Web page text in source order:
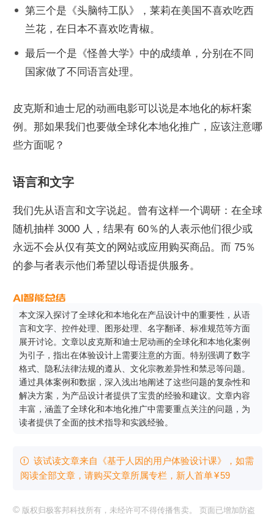
第三个是《头脑特工队》，莱莉在美国不喜欢吃西
兰花，在日本不喜欢吃青椒。
最后一个是《怪兽大学》中的成绩单，分别在不同
国家做了不同语言处理。
皮克斯和迪士尼的动画电影可以说是本地化的标杆案
例。那如果我们也要做全球化本地化推广，应该注意哪
些方面呢？
语言和文字
我们先从语言和文字说起。曾有这样一个调研：在全球
随机抽样 3000 人，结果有 60％的人表示他们很少或
永远不会从仅有英文的网站或应用购买商品。而 75％
的参与者表示他们希望以母语提供服务。
本文深入探讨了全球化和本地化在产品设计中的重要性，从语
言和文字、控件处理、图形处理、名字翻译、标准规范等方面
展开讨论。文章以皮克斯和迪士尼动画的全球化和本地化案例
为引子，指出在体验设计上需要注意的方面。特别强调了数字
格式、隐私法律法规的遵从、文化宗教差异性和禁忌等问题。
通过具体案例和数据，深入浅出地阐述了这些问题的复杂性和
解决方案，为产品设计者提供了宝贵的经验和建议。文章内容
丰富，涵盖了全球化和本地化推广中需要重点关注的问题，为
读者提供了全面的技术指导和实践经验。
 该试读文章来自《基于人因的用户体验设计课》，如需
阅读全部文章，请购买文章所属专栏 ，新⼈⾸单¥59
© 版权归极客邦科技所有，未经许可不得传播售卖。 页面已增加防盗